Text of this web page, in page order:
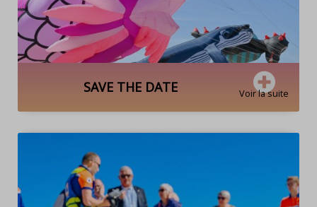
SAVE THE DATE Voir la suite